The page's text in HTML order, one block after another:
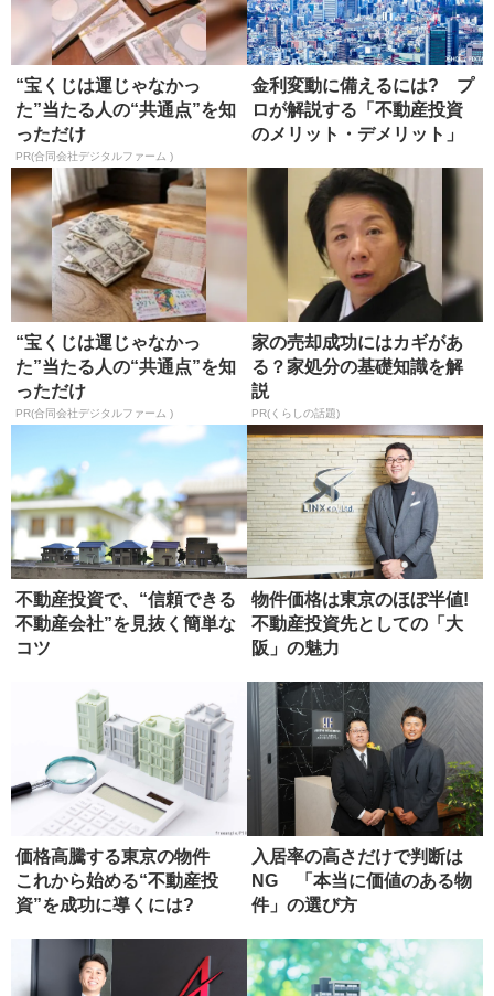
“宝くじは運じゃなかっ
た”当たる人の“共通点”を知
っただけ
PR(合同会社デジタルファーム )
金利変動に備えるには? プ
ロが解説する「不動産投資
のメリット・デメリット」
“宝くじは運じゃなかっ
た”当たる人の“共通点”を知
っただけ
PR(合同会社デジタルファーム )
家の売却成功にはカギがあ
る？家処分の基礎知識を解
説
PR(くらしの話題)
不動産投資で、“信頼できる
不動産会社”を見抜く簡単な
コツ
物件価格は東京のほぼ半値!
不動産投資先としての「大
阪」の魅力
価格高騰する東京の物件
これから始める“不動産投
資”を成功に導くには?
入居率の高さだけで判断は
NG 「本当に価値のある物
件」の選び方